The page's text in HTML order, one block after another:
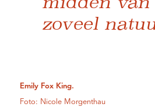
zoveel
Emily Fox King.
Foto: Nicole Morgenthau